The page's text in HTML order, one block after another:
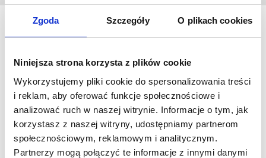
Zgoda Szczegóły O plikach cookies
Niniejsza strona korzysta z plików cookie
Wykorzystujemy pliki cookie do spersonalizowania treści
i reklam, aby oferować funkcje społecznościowe i
analizować ruch w naszej witrynie. Informacje o tym, jak
korzystasz z naszej witryny, udostępniamy partnerom
społecznościowym, reklamowym i analitycznym.
Partnerzy mogą połączyć te informacje z innymi danymi
preentacji outdoor, który spełni każde wymagania naszych
klientów. System ten świetnie dopełni zewnętrzny event, flaga
może spełniać rolę wejścia lub startu/mety.
SPECYFIKACJA:
Rozmiar po rozłożeniu: 400x300 cm
Wymiar widocznej grafiki: 396x287 cm